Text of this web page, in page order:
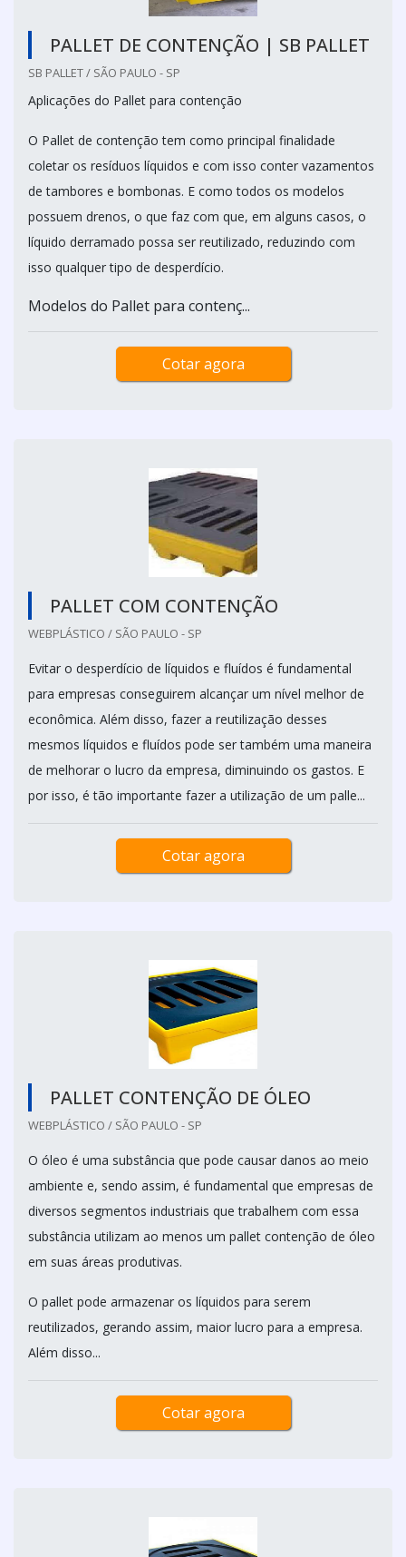
PALLET DE CONTENÇÃO | SB PALLET
SB PALLET / SÃO PAULO - SP
Aplicações do Pallet para contenção
O Pallet de contenção tem como principal finalidade
coletar os resíduos líquidos e com isso conter vazamentos
de tambores e bombonas. E como todos os modelos
possuem drenos, o que faz com que, em alguns casos, o
líquido derramado possa ser reutilizado, reduzindo com
isso qualquer tipo de desperdício.
Modelos do Pallet para contenç...
Cotar agora
PALLET COM CONTENÇÃO
WEBPLÁSTICO / SÃO PAULO - SP
Evitar o desperdício de líquidos e fluídos é fundamental
para empresas conseguirem alcançar um nível melhor de
econômica. Além disso, fazer a reutilização desses
mesmos líquidos e fluídos pode ser também uma maneira
de melhorar o lucro da empresa, diminuindo os gastos. E
por isso, é tão importante fazer a utilização de um palle...
Cotar agora
PALLET CONTENÇÃO DE ÓLEO
WEBPLÁSTICO / SÃO PAULO - SP
O óleo é uma substância que pode causar danos ao meio
ambiente e, sendo assim, é fundamental que empresas de
diversos segmentos industriais que trabalhem com essa
substância utilizam ao menos um pallet contenção de óleo
em suas áreas produtivas.
O pallet pode armazenar os líquidos para serem
reutilizados, gerando assim, maior lucro para a empresa.
Além disso...
Cotar agora